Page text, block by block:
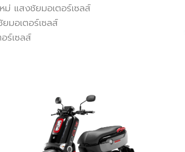
ม่ แสงชัยมอเตอร์เซลส์
มอเตอร์เซลส์
ร์เซลส์